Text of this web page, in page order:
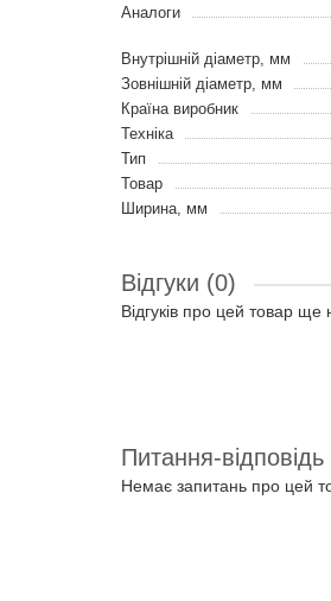
Аналоги
Внутрішній діаметр, мм
Зовнішній діаметр, мм
Країна виробник
Техніка
Тип
Товар
Ширина, мм
Відгуки (0)
Відгуків про цей товар ще
Питання-відповідь
Немає запитань про цей